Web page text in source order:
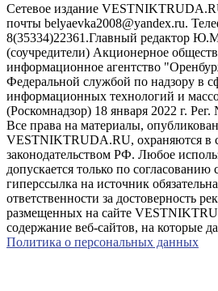
Сетевое издание
почты belyaevka2008@yandex.ru.
8(35334)22361.Главный редактор
(соучредители) Акционерное
информационное агентство
Федеральной службой по надзору в
информационных технологий и
(Роскомнадзор) 18 января 2022 г.
Все права на материалы,
VESTNIKTRUDA.RU, охраняются в
законодательством РФ. Любое
допускается только по согласованию
гиперссылка на источник
ответственности за достоверность
размещенных на сайте
содержание веб-сайтов, на которые
Политика о персональных данных